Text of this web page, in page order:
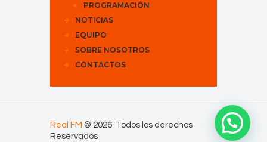
PROGRAMACIÓN
NOTICIAS
EQUIPO
SOBRE NOSOTROS
CONTACTOS
Real FM © 2026. Todos los derechos
Reservados